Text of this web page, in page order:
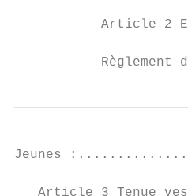
Article 2
Règlement
Jeunes
Article 3 Tenue